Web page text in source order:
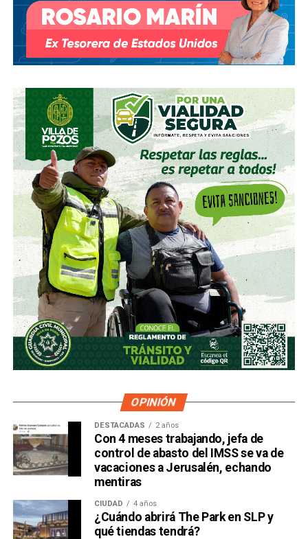
OPINIÓN
DESTACADAS 2 años
Con 4 meses trabajando, jefa de
control de abasto del IMSS se va de
vacaciones a Jerusalén, echando
mentiras
CIUDAD 4 años
¿Cuándo abrirá The Park en SLP y
qué tiendas tendrá?